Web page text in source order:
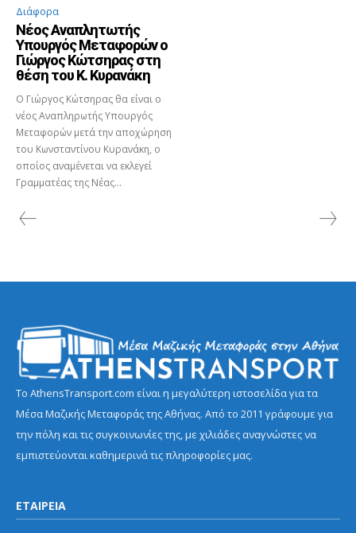
Διάφορα
Νέος Αναπλητωτής
Υπουργός Μεταφορών ο
Γιώργος Κώτσηρας στη
θέση του Κ. Κυρανάκη
Ο Γιώργος Κώτσηρας θα είναι ο
νέος Αναπληρωτής Υπουργός
Μεταφορών μετά την αποχώρηση
του Κωνσταντίνου Κυρανάκη, ο
οποίος αναμένεται να εκλεγεί
Γραμματέας της Νέας...
Το AthensTransport.com είναι η μεγαλύτερη ιστοσελίδα για τα
Μέσα Μαζικής Μεταφοράς της Αθήνας. Από το 2011 γράφουμε για
την πόλη και τις συγκοινωνίες της, με χιλιάδες αναγνώστες να
εμπιστεύονται καθημερινά τις πληροφορίες μας.
ΕΤΑΙΡΕΙΑ